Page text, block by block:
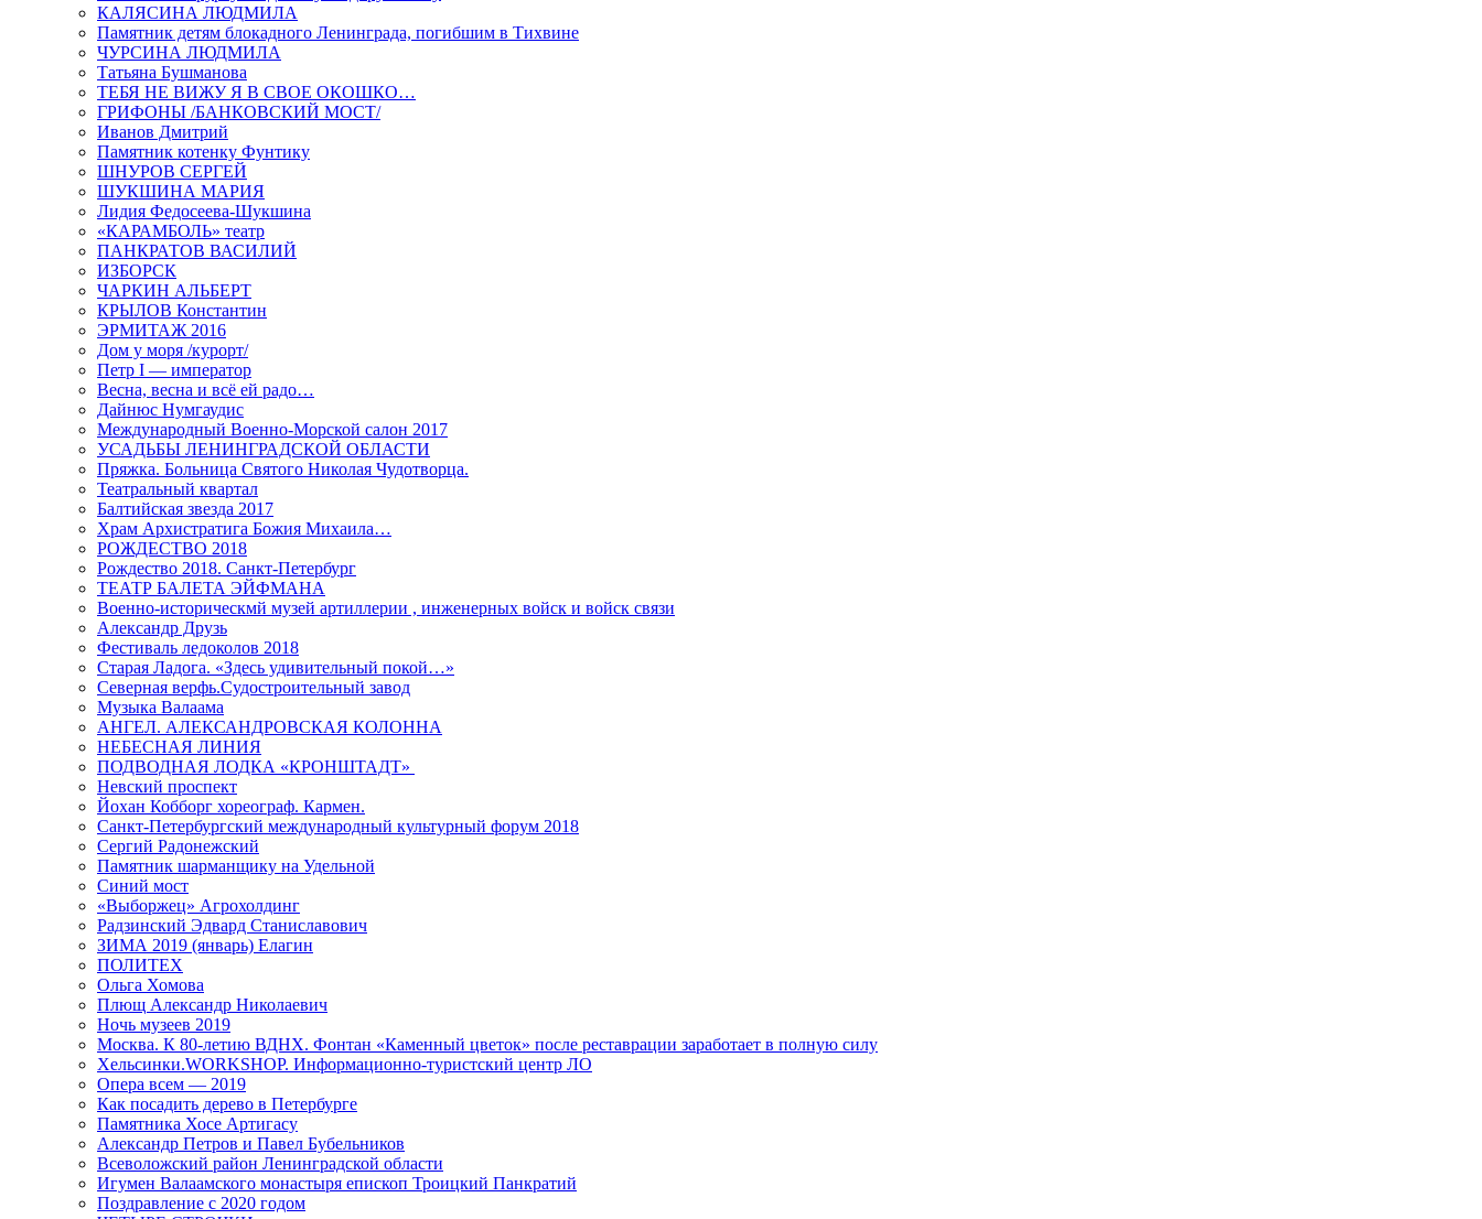
КАЛЯСИНА ЛЮДМИЛА
Памятник детям блокадного Ленинграда, погибшим в Тихвине
ЧУРСИНА ЛЮДМИЛА
Татьяна Бушманова
ТЕБЯ НЕ ВИЖУ Я В СВОЕ ОКОШКО…
ГРИФОНЫ /БАНКОВСКИЙ МОСТ/
Иванов Дмитрий
Памятник котенку Фунтику
ШНУРОВ СЕРГЕЙ
ШУКШИНА МАРИЯ
Лидия Федосеева-Шукшина
«КАРАМБОЛЬ» театр
ПАНКРАТОВ ВАСИЛИЙ
ИЗБОРСК
ЧАРКИН АЛЬБЕРТ
КРЫЛОВ Константин
ЭРМИТАЖ 2016
Дом у моря /курорт/
Петр I — император
Весна, весна и всё ей радо…
Дайнюс Нумгаудис
Международный Военно-Морской салон 2017
УСАДЬБЫ ЛЕНИНГРАДСКОЙ ОБЛАСТИ
Пряжка. Больница Святого Николая Чудотворца.
Театральный квартал
Балтийская звезда 2017
Храм Архистратига Божия Михаила…
РОЖДЕСТВО 2018
Рождество 2018. Санкт-Петербург
ТЕАТР БАЛЕТА ЭЙФМАНА
Военно-историческмй музей артиллерии , инженерных войск и войск связи
Александр Друзь
Фестиваль ледоколов 2018
Старая Ладога. «Здесь удивительный покой…»
Северная верфь.Судостроительный завод
Музыка Валаама
АНГЕЛ. АЛЕКСАНДРОВСКАЯ КОЛОННА
НЕБЕСНАЯ ЛИНИЯ
ПОДВОДНАЯ ЛОДКА «КРОНШТАДТ»
Невский проспект
Йохан Кобборг хореограф. Кармен.
Санкт-Петербургский международный культурный форум 2018
Сергий Радонежский
Памятник шарманщику на Удельной
Синий мост
«Выборжец» Агрохолдинг
Радзинский Эдвард Станиславович
ЗИМА 2019 (январь) Елагин
ПОЛИТЕХ
Ольга Хомова
Плющ Александр Николаевич
Ночь музеев 2019
Москва. К 80-летию ВДНХ. Фонтан «Каменный цветок» после реставрации заработает в полную силу
Хельсинки.WORKSHOP. Информационно-туристский центр ЛО
Опера всем — 2019
Как посадить дерево в Петербурге
Памятника Хосе Артигасу
Александр Петров и Павел Бубельников
Всеволожский район Ленинградской области
Игумен Валаамского монастыря епископ Троицкий Панкратий
Поздравление с 2020 годом